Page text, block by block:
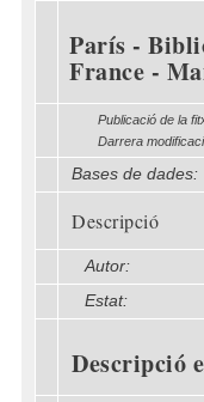
París -
France -
Publicació de la
Darrera
Bases de dades:
Descripció
Autor:
Estat:
Descripció